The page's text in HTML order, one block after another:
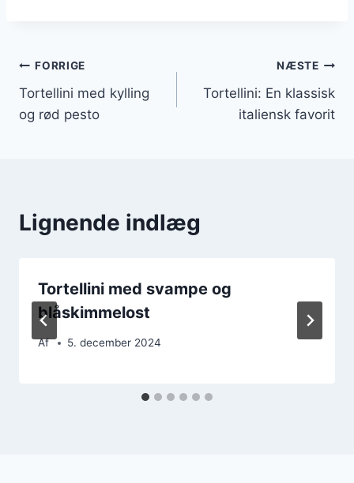
Indlægsnavigation
FORRIGE
Tortellini med kylling
og rød pesto
NÆSTE
Tortellini: En klassisk
italiensk favorit
Lignende indlæg
Tortellini med svampe og
blåskimmelost
Af 5. december 2024